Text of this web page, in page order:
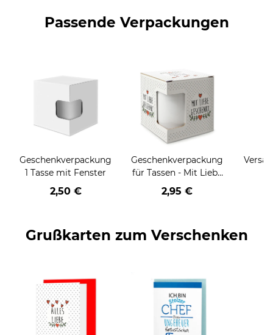
Passende Verpackungen
Geschenkverpackung
1 Tasse mit Fenster
2,50 €
Geschenkverpackung
für Tassen - Mit Liebe
geschenkt
2,95 €
Grußkarten zum Verschenken